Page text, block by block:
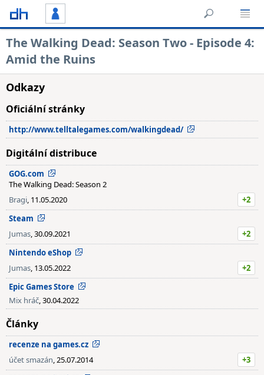
The Walking Dead: Season Two - Episode 4:
Amid the Ruins
Odkazy
Oficiální stránky
http://www.telltalegames.com/walkingdead/
Digitální distribuce
GOG.com
The Walking Dead: Season 2
Bragi, 11.05.2020
+2
Steam
Jumas, 30.09.2021
+2
Nintendo eShop
Jumas, 13.05.2022
+2
Epic Games Store
Mix hráč, 30.04.2022
Články
recenze na games.cz
účet smazán, 25.07.2014
+3